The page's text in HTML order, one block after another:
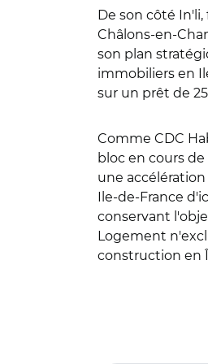
De son côté
Châlons-en-
son plan
immobiliers en
sur un prêt de
Comme CDC
bloc en cours
une
Ile-de-France
conservant
Logement
construction en